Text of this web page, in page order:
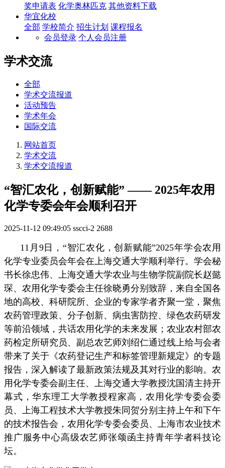
奖申请表 化学奥林匹克 其他资料下载
华宜化校
全部 学校简介 招生计划 课程报名
会员登录 个人会员注册
学术交流
全部
学术交流报道
活动预告
学术年会
国际交流
网站首页
学术交流
学术交流报道
“智汇农化，创新赋能” —— 2025年农用
化学专委会年会顺利召开
2025-11-12 09:49:05 sscci-2 2688
11月9日，“智汇农化，创新赋能”2025年学会农用
化学专业委员会年会在上海交通大学顺利举行。学会秘
书长徐忠伟、上海交通大学农业与生物学院副院长赵懿
琛、农用化学专委会主任徐晓勇分别致辞，来自全国各
地的高校、科研院所、企业的专家学者齐聚一堂，聚焦
农药管理政策、分子创新、病虫害防控、绿色农药研发
等前沿领域，共话农用化学的未来发展；农业农村部农
药检定所研究员、副总农艺师刘绍仁通过线上给与会者
带来了关于《农药登记生产和标签管理新规定》的专题
报告，深入解读了最新政策法规及其对行业的影响。农
用化学专委会副主任、上海交通大学教授沈国清主持开
幕式，华东理工大学教授程家高，农用化学专委会委
员、上海工程技术大学教授朱同贺分别主持上午和下午
的技术报告会，农用化学专委会委员、上海市农业技术
推广服务中心高级农艺师张颂函主持青年学者科技论
坛。